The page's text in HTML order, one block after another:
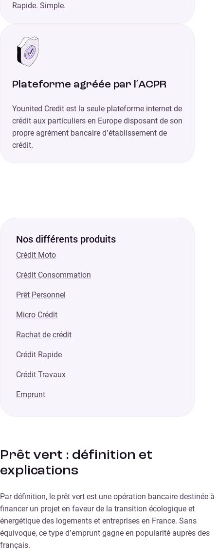
Rapide. Simple.
Plateforme agréée par l’ACPR
Younited Credit est la seule plateforme internet de
crédit aux particuliers en Europe disposant de son
propre agrément bancaire d’établissement de
crédit.
Nos différents produits
Crédit Moto
Crédit Consommation
Prêt Personnel
Micro Crédit
Rachat de crédit
Crédit Rapide
Crédit Travaux
Emprunt
Prêt vert : définition et
explications
Par définition, le prêt vert est une opération bancaire destinée à
financer un projet en faveur de la transition écologique et
énergétique des logements et entreprises en France. Sans
équivoque, ce type d’emprunt gagne en popularité auprès des
français.